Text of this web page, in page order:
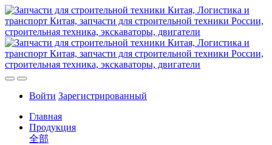
Войти Зарегистрированный
Главная
Продукция
全部